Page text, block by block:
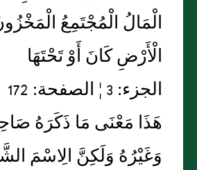
الْمَالُ الْمُجْتَمِعُ
الْأَرْضِ كَانَ أَوْ تَحْتَهَا
الجزء: 3 ¦ الصفحة: 172
هَذَا مَعْنَى مَا ذَكَرَهُ
وَغَيْرُهُ وَلَكِنَّ الِاسْمَ